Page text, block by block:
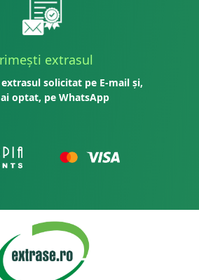
extrasul
solicitat pe E-mail și,
optat, pe WhatsApp